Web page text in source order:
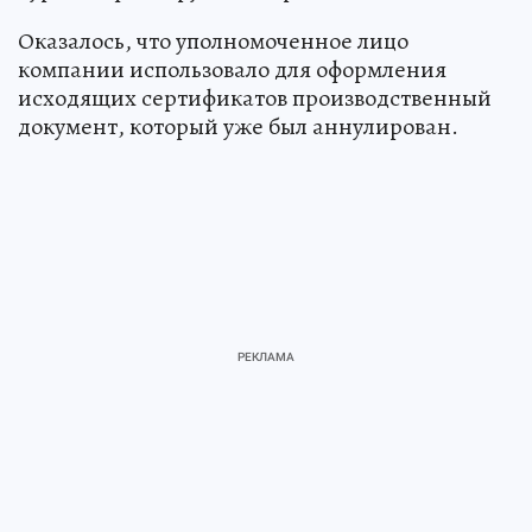
Оказалось, что уполномоченное лицо
компании использовало для оформления
исходящих сертификатов производственный
документ, который уже был аннулирован.